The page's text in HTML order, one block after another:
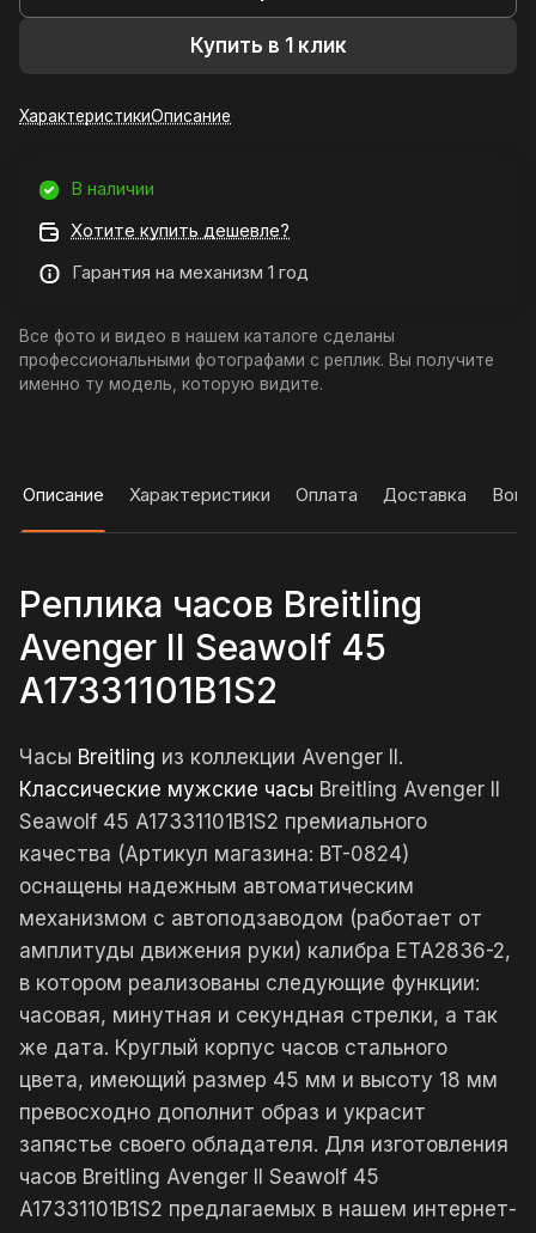
Купить в 1 клик
ХарактеристикиОписание
В наличии
Хотите купить дешевле?
Гарантия на механизм 1 год
Все фото и видео в нашем каталоге сделаны
профессиональными фотографами с реплик. Вы получите
именно ту модель, которую видите.
Описание Характеристики Оплата Доставка
Реплика часов Breitling
Avenger II Seawolf 45
A17331101B1S2
Часы Breitling из коллекции Avenger II.
Классические мужские часы Breitling Avenger II
Seawolf 45 A17331101B1S2 премиального
качества (Артикул магазина: BT-0824)
оснащены надежным автоматическим
механизмом с автоподзаводом (работает от
амплитуды движения руки) калибра ETA2836-2,
в котором реализованы следующие функции:
часовая, минутная и секундная стрелки, а так
же дата. Круглый корпус часов стального
цвета, имеющий размер 45 мм и высоту 18 мм
превосходно дополнит образ и украсит
запястье своего обладателя. Для изготовления
часов Breitling Avenger II Seawolf 45
A17331101B1S2 предлагаемых в нашем интернет-